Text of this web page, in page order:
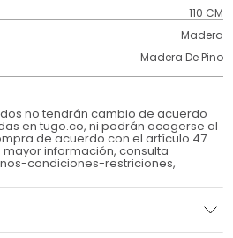
110 CM
Madera
Madera De Pino
no tendrán cambio de acuerdo
en tugo.co, ni podrán acogerse al
de acuerdo con el artículo 47
mayor información, consulta
condiciones-restriciones,